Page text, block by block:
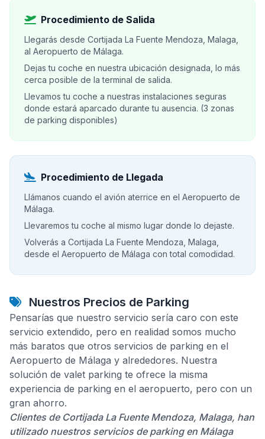
Procedimiento de Salida
Llegarás desde Cortijada La Fuente Mendoza, Malaga,
al Aeropuerto de Málaga.
Dejas tu coche en nuestra ubicación designada, lo más
cerca posible de la terminal de salida.
Llevamos tu coche a nuestras instalaciones seguras
donde estará aparcado durante tu ausencia. (3 zonas
de parking disponibles)
Procedimiento de Llegada
Llámanos cuando el avión aterrice en el Aeropuerto de
Málaga.
Llevaremos tu coche al mismo lugar donde lo dejaste.
Volverás a Cortijada La Fuente Mendoza, Malaga,
desde el Aeropuerto de Málaga con total comodidad.
Nuestros Precios de Parking
Pensarías que nuestro servicio sería caro con este
servicio extendido, pero en realidad somos mucho
más baratos que otros servicios de parking en el
Aeropuerto de Málaga y alrededores. Nuestra
solución de valet parking te ofrece la misma
experiencia de parking en el aeropuerto, pero con un
gran ahorro.
Clientes de Cortijada La Fuente Mendoza, Malaga, han
utilizado nuestros servicios de parking en Málaga